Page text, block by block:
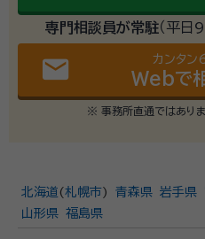
専門相談員が常駐（平
email カンタン
Webで
※ 事務所直通ではありま
北海道 (札幌市) 青森県 岩手県
山形県 福島県